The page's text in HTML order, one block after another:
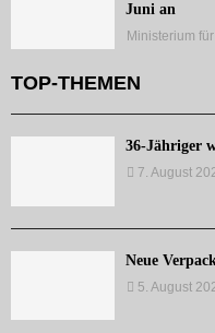
Juni an
Ministerium
TOP-THEMEN
36-Jähriger
7. August
Neue
5. August